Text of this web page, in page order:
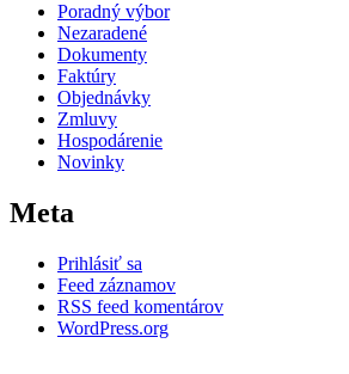
Poradný výbor
Nezaradené
Dokumenty
Faktúry
Objednávky
Zmluvy
Hospodárenie
Novinky
Meta
Prihlásiť sa
Feed záznamov
RSS feed komentárov
WordPress.org